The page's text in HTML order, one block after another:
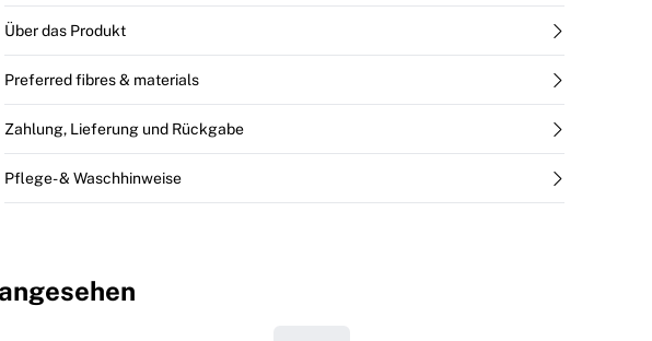
Über das Produkt
Preferred fibres & materials
Zahlung, Lieferung und Rückgabe
Pflege- & Waschhinweise